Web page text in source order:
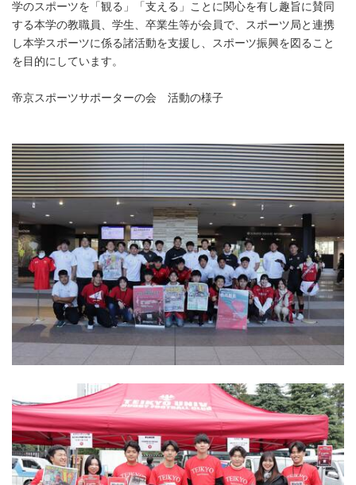
学のスポーツを「観る」「支える」ことに関心を有し趣旨に賛同
する本学の教職員、学生、卒業生等が会員で、スポーツ局と連携
し本学スポーツに係る諸活動を支援し、スポーツ振興を図ること
を目的にしています。
帝京スポーツサポーターの会 活動の様子